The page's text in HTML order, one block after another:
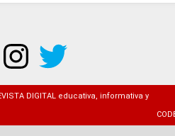
DIGITAL educativa, informativa y